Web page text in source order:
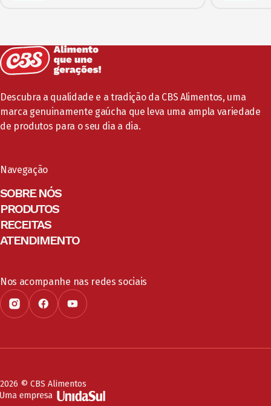
Descubra a qualidade e a tradição da CBS Alimentos, uma
marca genuinamente gaúcha que leva uma ampla variedade
de produtos para o seu dia a dia.
Navegação
SOBRE NÓS
PRODUTOS
RECEITAS
ATENDIMENTO
Nos acompanhe nas redes sociais
2026 © CBS Alimentos